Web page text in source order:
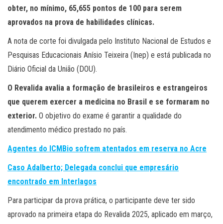
obter, no mínimo, 65,655 pontos de 100 para serem
aprovados na prova de habilidades clínicas.
A nota de corte foi divulgada pelo Instituto Nacional de Estudos e
Pesquisas Educacionais Anísio Teixeira (Inep) e está publicada no
Diário Oficial da União (DOU).
O Revalida avalia a formação de brasileiros e estrangeiros
que querem exercer a medicina no Brasil e se formaram no
exterior. O objetivo do exame é garantir a qualidade do
atendimento médico prestado no país.
Agentes do ICMBio sofrem atentados em reserva no Acre
Caso Adalberto; Delegada conclui que empresário
encontrado em Interlagos
Para participar da prova prática, o participante deve ter sido
aprovado na primeira etapa do Revalida 2025, aplicado em março,